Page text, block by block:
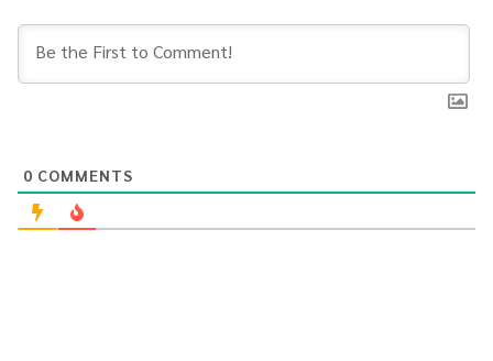
0 COMMENTS